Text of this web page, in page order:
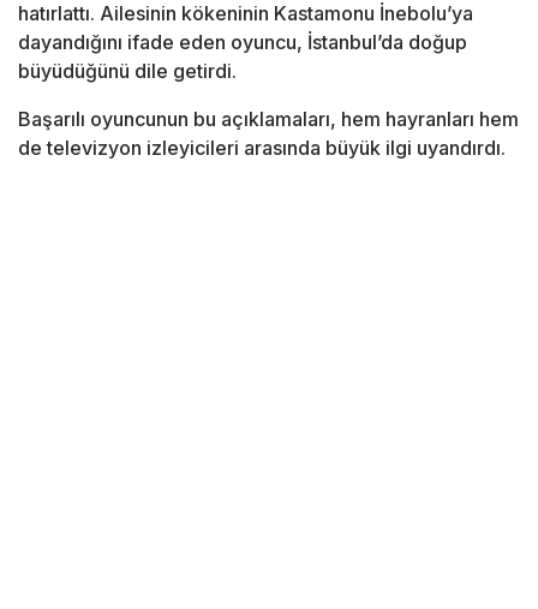
hatırlattı. Ailesinin kökeninin Kastamonu İnebolu’ya
dayandığını ifade eden oyuncu, İstanbul’da doğup
büyüdüğünü dile getirdi.
Başarılı oyuncunun bu açıklamaları, hem hayranları hem
de televizyon izleyicileri arasında büyük ilgi uyandırdı.